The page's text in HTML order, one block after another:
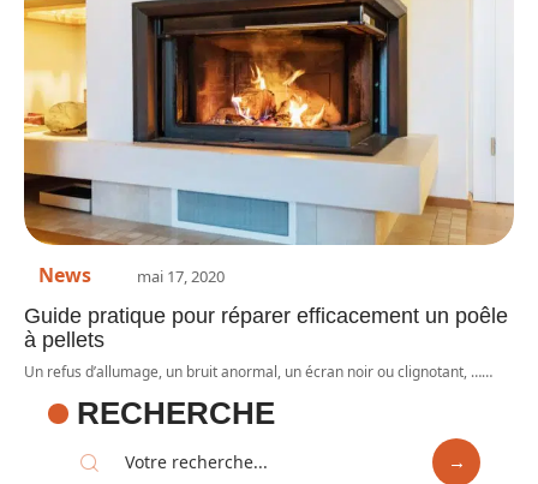
News mai 17, 2020
Guide pratique pour réparer efficacement un poêle
à pellets
Un refus d’allumage, un bruit anormal, un écran noir ou clignotant, ……
RECHERCHE